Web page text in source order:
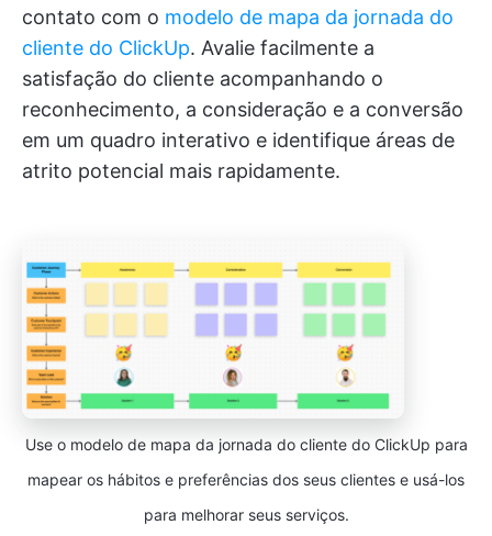
contato com o modelo de mapa da jornada do
cliente do ClickUp. Avalie facilmente a
satisfação do cliente acompanhando o
reconhecimento, a consideração e a conversão
em um quadro interativo e identifique áreas de
atrito potencial mais rapidamente.
Use o modelo de mapa da jornada do cliente do ClickUp para
mapear os hábitos e preferências dos seus clientes e usá-los
para melhorar seus serviços.